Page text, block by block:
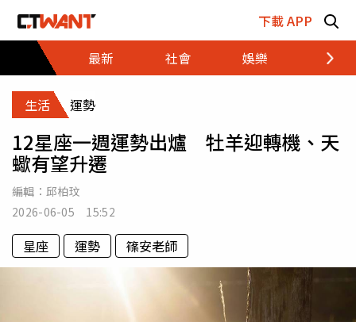
下載 APP
最新
社會 娛樂 財經
生活 運勢
12星座一週運勢出爐 牡羊迎轉機、天
蠍有望升遷
編輯： 邱柏玟
2026-06-05 15:52
星座 運勢 篠安老師